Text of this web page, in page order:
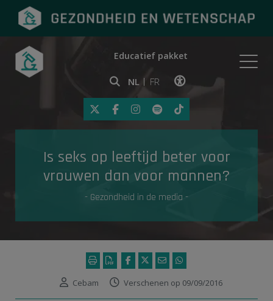
Onderwerpen
Gezondheid in de media
Educatief pakket
NL FR
Klik op deze link om
Is seks op leeftijd beter voor
vrouwen dan voor mannen?
- Gezondheid in de media -
Cebam Verschenen op 09/09/2016